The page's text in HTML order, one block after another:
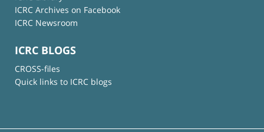
ICRC Archives on Facebook
ICRC Newsroom
ICRC BLOGS
CROSS-files
Quick links to ICRC blogs